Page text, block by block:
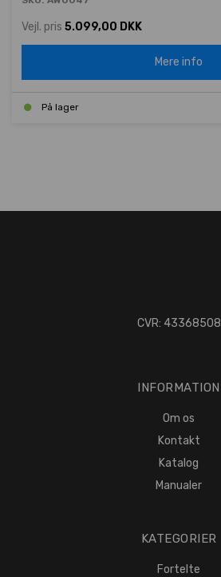
Vejl. pris 5.099,00 DKK
Mere info
På lager
CVR: 43368508
INFORMATION
Om os
Kontakt
Katalog
Manualer
KATEGORIER
Fortelte